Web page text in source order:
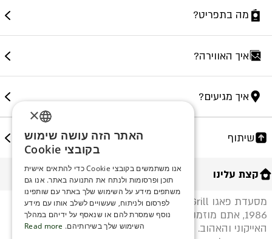
מה בתפריט?
איך האווירה?
איך מגיעים?
שיתוף
קצת עלינו
מסעדת פאגו Fish&Grill הותיקה פתוחה באילת מאז
1986, אתם מוזמנים לחוות את העידן החדש במקום
האייקוני והאהוב. במסעדת פאגו Fish&Grill תוכלו להנות
ENGLISH
SERBIA
HEBREW
RUSSIAN
×
האתר הזה עושה שימוש
בקובצי Cookie
אנו משתמשים בקובצי Cookie כדי להתאים אישית
תוכן ופרסומות ולנתח את התנועה באתר. אנו גם
משתפים מידע על השימוש שלך באתר עם שותפינו
לפרסום ולניתוח, שעשויים לשלב אותו עם מידע
נוסף שמסרת להם או שנאסף על ידיהם במהלך
השימוש שלך בשירותיהם. Read more